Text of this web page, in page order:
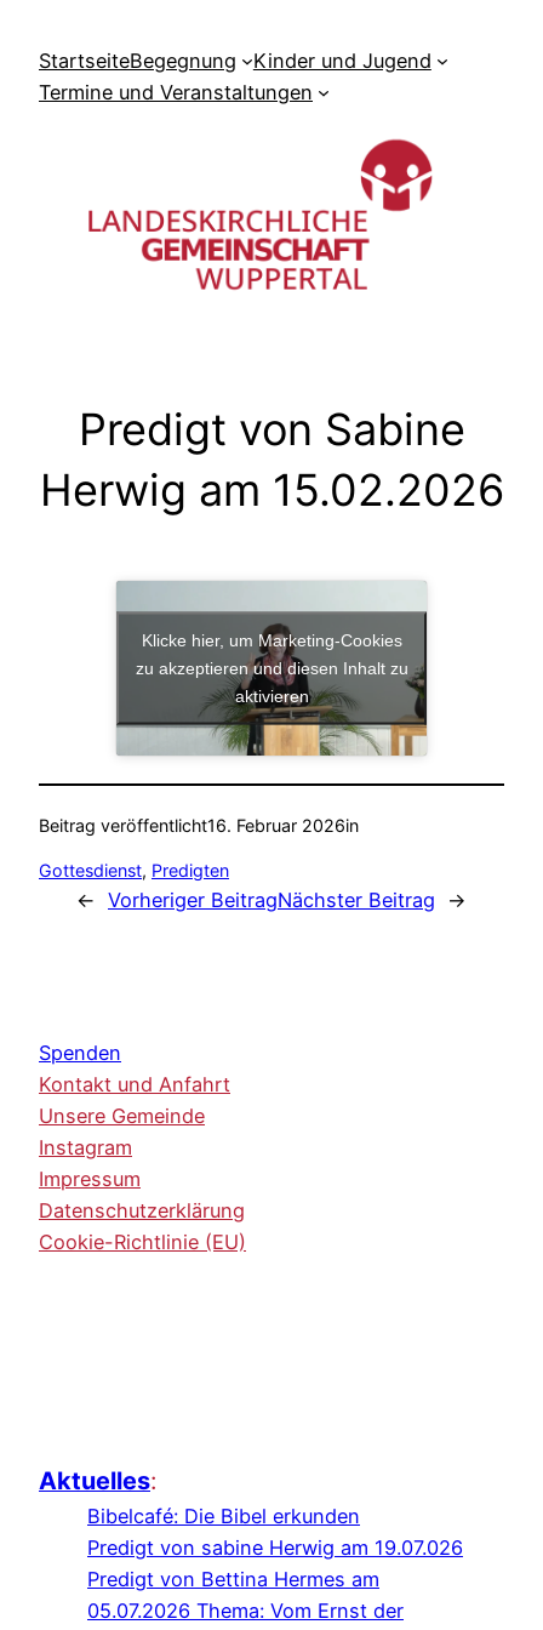
Inhalt
springen
StartseiteBegegnung
Kinder und Jugend
Termine und Veranstaltungen
Predigt von Sabine
Herwig am 15.02.2026
Klicke hier, um Marketing-Cookies
zu akzeptieren und diesen Inhalt zu
aktivieren
Beitrag veröffentlicht16. Februar 2026in
Gottesdienst, Predigten
← Vorheriger BeitragNächster Beitrag →
Spenden
Kontakt und Anfahrt
Unsere Gemeinde
Instagram
Impressum
Datenschutzerklärung
Cookie-Richtlinie (EU)
Aktuelles:
Bibelcafé: Die Bibel erkunden
Predigt von sabine Herwig am 19.07.026
Predigt von Bettina Hermes am
05.07.2026 Thema: Vom Ernst der